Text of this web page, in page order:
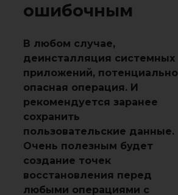
ошибочным
В любом случае,
деинсталляция системных
приложений, потенциально
опасная операция. И
рекомендуется заранее
сохранить
пользовательские данные.
Очень полезным будет
создание точек
восстановления перед
любыми операциями с